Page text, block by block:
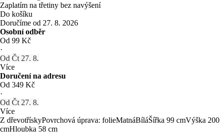
Zaplatím na třetiny bez navýšení
Do košíku
Doručíme od 27. 8. 2026
Osobní odběr
Od 99 Kč
·
Od Čt 27. 8.
Více
Doručení na adresu
Od 349 Kč
·
Od Čt 27. 8.
Více
Z dřevotřískyPovrchová úprava: folieMatnáBíláŠířka 99 cmVýška 200
cmHloubka 58 cm